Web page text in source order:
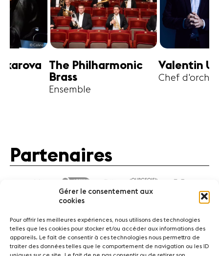
Gérer le consentement aux
cookies
Pour offrir les meilleures expériences, nous utilisons des technologies
telles que les cookies pour stocker et/ou accéder aux informations des
appareils. Le fait de consentir à ces technologies nous permettra de
traiter des données telles que le comportement de navigation ou les ID
Valentin Uryupin
Chef d'orchestre
Amihai
Alto
Partenaires
ActualitésConcerts Bénévoles Médiation